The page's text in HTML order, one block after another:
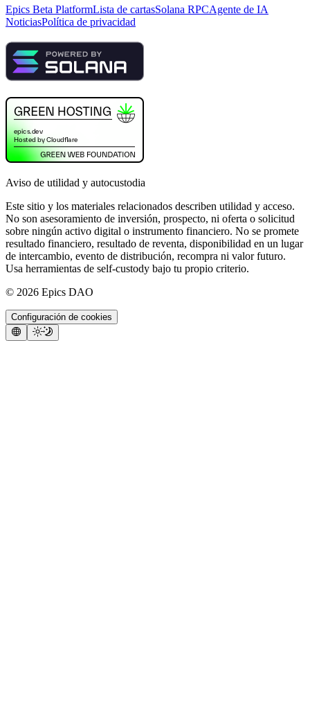
Epics Beta PlatformLista de cartasSolana RPCAgente de IA
NoticiasPolítica de privacidad
Aviso de utilidad y autocustodia
Este sitio y los materiales relacionados describen utilidad y acceso.
No son asesoramiento de inversión, prospecto, ni oferta o solicitud
sobre ningún activo digital o instrumento financiero. No se promete
resultado financiero, resultado de reventa, disponibilidad en un lugar
de intercambio, evento de distribución, recompra ni valor futuro.
Usa herramientas de self-custody bajo tu propio criterio.
© 2026 Epics DAO
Configuración de cookies